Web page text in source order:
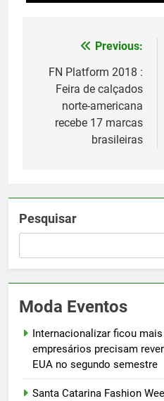
Navegação
de
Post
Previous:
FN Platform 2018 :
Feira de calçados
norte-americana
recebe 17 marcas
brasileiras
Pesquisar
Moda Eventos
Internacionalizar ficou
empresários precisam
EUA no segundo semestre
Santa Catarina Fashion